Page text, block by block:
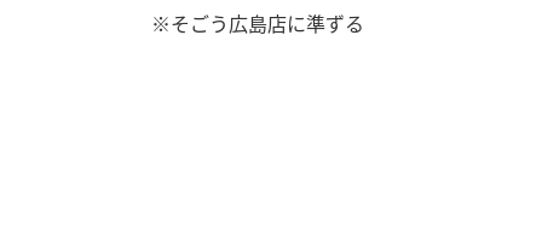
※そごう広島店に準ずる